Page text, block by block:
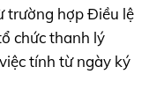
trường hợp Điều lệ
chức thanh lý
tính từ ngày ký